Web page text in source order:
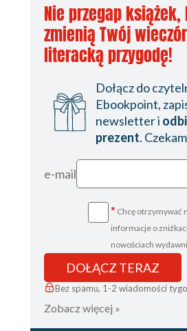
Nie przegap
zmienią Twój
literacką przygodę!
Dołącz do
Ebookpoint,
newsletter i
prezent.
e-mail
* Chcę otrzymywać
informacje o
nowościach
DOŁĄCZ TERAZ
Bez spamu, 1-2 wiadomości
Zobacz więcej »